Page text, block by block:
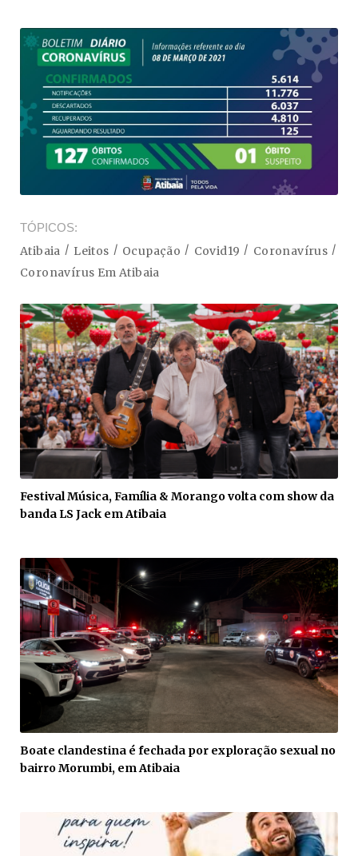
TÓPICOS
Atibaia Leitos Ocupação Covid19
Coronavírus
Coronavírus Em Atibaia
Festival Música, Família & Morango volta com show da
banda LS Jack em Atibaia
Boate clandestina é fechada por exploração sexual no
bairro Morumbi, em Atibaia